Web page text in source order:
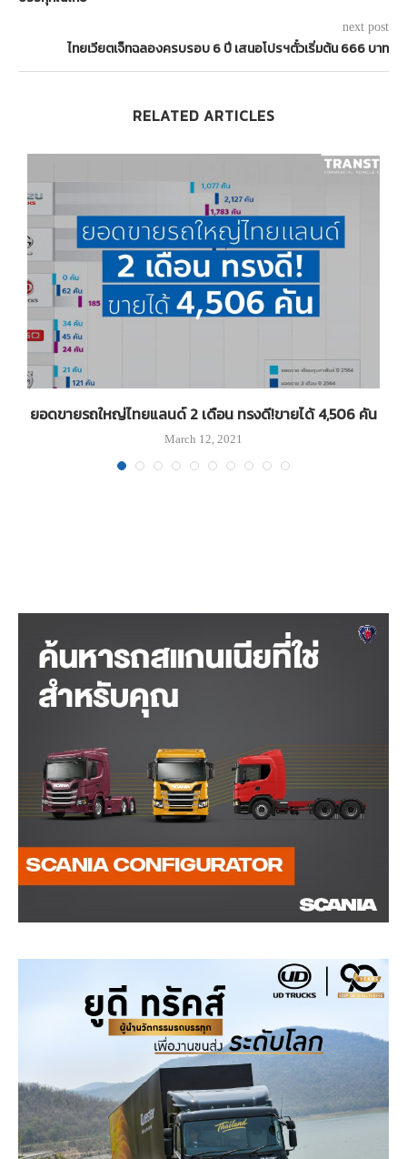
next post
ไทยเวียตเจ็ทฉลองครบรอบ 6 ปี เสนอโปรฯตั๋วเริ่มต้น 666 บาท
RELATED ARTICLES
ยอดขายรถใหญ่ไทยแลนด์ 2 เดือน ทรงดี!ขายได้ 4,506 คัน
March 12, 2021